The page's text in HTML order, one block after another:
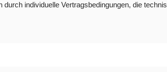
individuelle Vertragsbedingungen, die